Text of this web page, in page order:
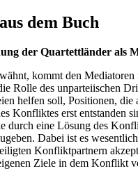
dem Buch
der Quartettländer als
kommt den Mediatoren
Rolle des unparteiischen
helfen soll, Positionen, die
Konfliktes erst entstanden
durch eine Lösung des
Dabei ist es
Konfliktpartnern
Ziele in dem Konflikt